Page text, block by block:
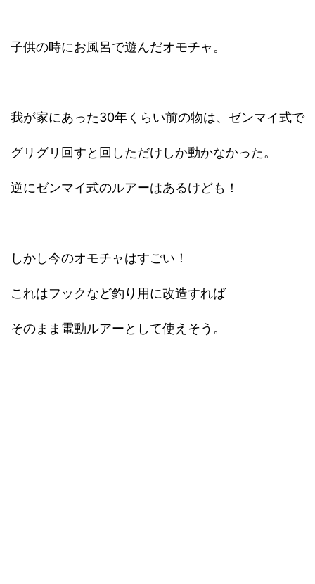
子供の時にお風呂で遊んだオモチャ。
我が家にあった30年くらい前の物は、ゼンマイ式で
グリグリ回すと回しただけしか動かなかった。
逆にゼンマイ式のルアーはあるけども！
しかし今のオモチャはすごい！
これはフックなど釣り用に改造すれば
そのまま電動ルアーとして使えそう。